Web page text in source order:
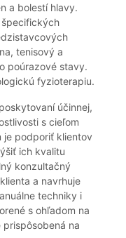
a bolestí hlavy.
špecifických
tenisový a
poúrazové stavy.
fyzioterapiu.
účinnej,
s cieľom
je podporiť klientov
ich kvalitu
konzultačný
a navrhuje
techniky i
s ohľadom na
na